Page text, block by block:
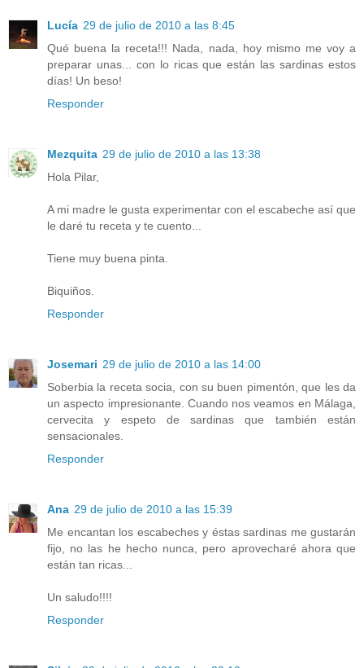
Lucía 29 de julio de 2010 a las 8:45
Qué buena la receta!!! Nada, nada, hoy mismo me voy a
preparar unas... con lo ricas que están las sardinas estos
días! Un beso!
Responder
Mezquita 29 de julio de 2010 a las 13:38
Hola Pilar,
A mi madre le gusta experimentar con el escabeche así que
le daré tu receta y te cuento...
Tiene muy buena pinta.
Biquiños.
Responder
Josemari 29 de julio de 2010 a las 14:00
Soberbia la receta socia, con su buen pimentón, que les da
un aspecto impresionante. Cuando nos veamos en Málaga,
cervecita y espeto de sardinas que también están
sensacionales.
Responder
Ana 29 de julio de 2010 a las 15:39
Me encantan los escabeches y éstas sardinas me gustarán
fijo, no las he hecho nunca, pero aprovecharé ahora que
están tan ricas...
Un saludo!!!!
Responder